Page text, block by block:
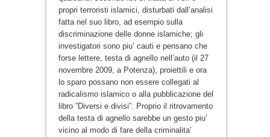
propri terroristi islamici, disturbati dall’analisi
fatta nel suo libro, ad esempio sulla
discriminazione delle donne islamiche; gli
investigatori sono piu’ cauti e pensano che
forse lettere, testa di agnello nell’auto (il 27
novembre 2009, a Potenza), proiettili e ora
lo sparo possano non essere collegati al
radicalismo islamico o alla pubblicazione del
libro ”Diversi e divisi”. Proprio il ritrovamento
della testa di agnello sarebbe un gesto piu’
vicino al modo di fare della criminalita’